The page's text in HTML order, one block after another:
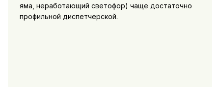
яма, неработающий светофор) чаще достаточно
профильной диспетчерской.